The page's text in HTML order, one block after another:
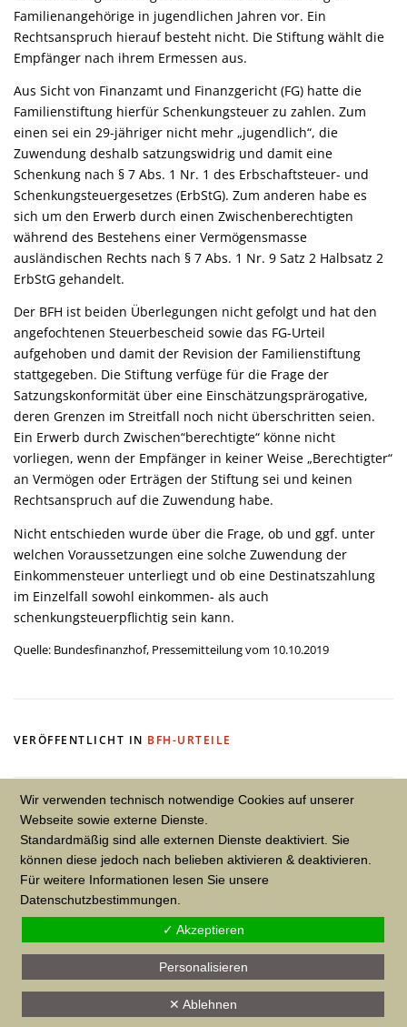
Familienangehörige in jugendlichen Jahren vor. Ein
Rechtsanspruch hierauf besteht nicht. Die Stiftung wählt die
Empfänger nach ihrem Ermessen aus.
Aus Sicht von Finanzamt und Finanzgericht (FG) hatte die
Familienstiftung hierfür Schenkungsteuer zu zahlen. Zum
einen sei ein 29-jähriger nicht mehr „jugendlich“, die
Zuwendung deshalb satzungswidrig und damit eine
Schenkung nach § 7 Abs. 1 Nr. 1 des Erbschaftsteuer- und
Schenkungsteuergesetzes (ErbStG). Zum anderen habe es
sich um den Erwerb durch einen Zwischenberechtigten
während des Bestehens einer Vermögensmasse
ausländischen Rechts nach § 7 Abs. 1 Nr. 9 Satz 2 Halbsatz 2
ErbStG gehandelt.
Der BFH ist beiden Überlegungen nicht gefolgt und hat den
angefochtenen Steuerbescheid sowie das FG-Urteil
aufgehoben und damit der Revision der Familienstiftung
stattgegeben. Die Stiftung verfüge für die Frage der
Satzungskonformität über eine Einschätzungsprärogative,
deren Grenzen im Streitfall noch nicht überschritten seien.
Ein Erwerb durch Zwischen“berechtigte“ könne nicht
vorliegen, wenn der Empfänger in keiner Weise „Berechtigter“
an Vermögen oder Erträgen der Stiftung sei und keinen
Rechtsanspruch auf die Zuwendung habe.
Nicht entschieden wurde über die Frage, ob und ggf. unter
welchen Voraussetzungen eine solche Zuwendung der
Einkommensteuer unterliegt und ob eine Destinatszahlung
im Einzelfall sowohl einkommen- als auch
schenkungsteuerpflichtig sein kann.
Quelle: Bundesfinanzhof, Pressemitteilung vom 10.10.2019
VERÖFFENTLICHT IN BFH-URTEILE
SCHREIBEN SIE EINEN KOMMENTAR
Sie müssenangemeldetsein, um einen Kommentar
abzugeben.
©2022 J.RUDER Steuerberatungsgesellschaft mbH
Wir verwenden technisch notwendige Cookies auf unserer
Webseite sowie externe Dienste.
Standardmäßig sind alle externen Dienste deaktiviert. Sie
können diese jedoch nach belieben aktivieren & deaktivieren.
Für weitere Informationen lesen Sie unsere
Datenschutzbestimmungen.
✓ Akzeptieren
Personalisieren
✕ Ablehnen